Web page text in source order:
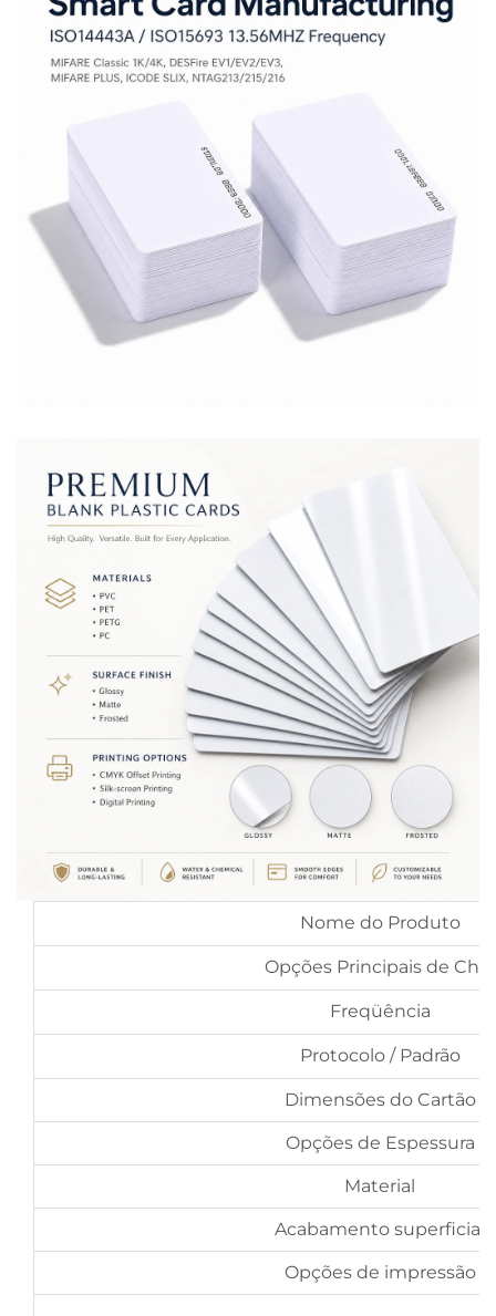
Nome do Produto
Opções Principais de Chip
Freqüência
Protocolo / Padrão
Dimensões do Cartão
Opções de Espessura
Material
Acabamento superficial
Opções de impressão